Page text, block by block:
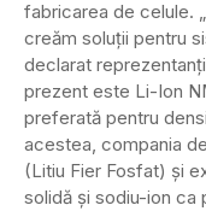
fabricarea de celule.
creăm soluții pentru
declarat
prezent este Li-Ion
preferată pentru
acestea, compania
(Litiu Fier Fosfat) și
solidă și sodiu-ion ca